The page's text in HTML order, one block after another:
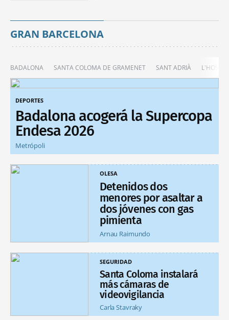
GRAN BARCELONA
BADALONA SANTA COLOMA DE GRAMENET SANT ADRIÀ
DEPORTES
Badalona acogerá la Supercopa
Endesa 2026
Metrópoli
OLESA
Detenidos dos
menores por asaltar a
dos jóvenes con gas
pimienta
Arnau Raimundo
SEGURIDAD
Santa Coloma instalará
más cámaras de
videovigilancia
Carla Stavraky